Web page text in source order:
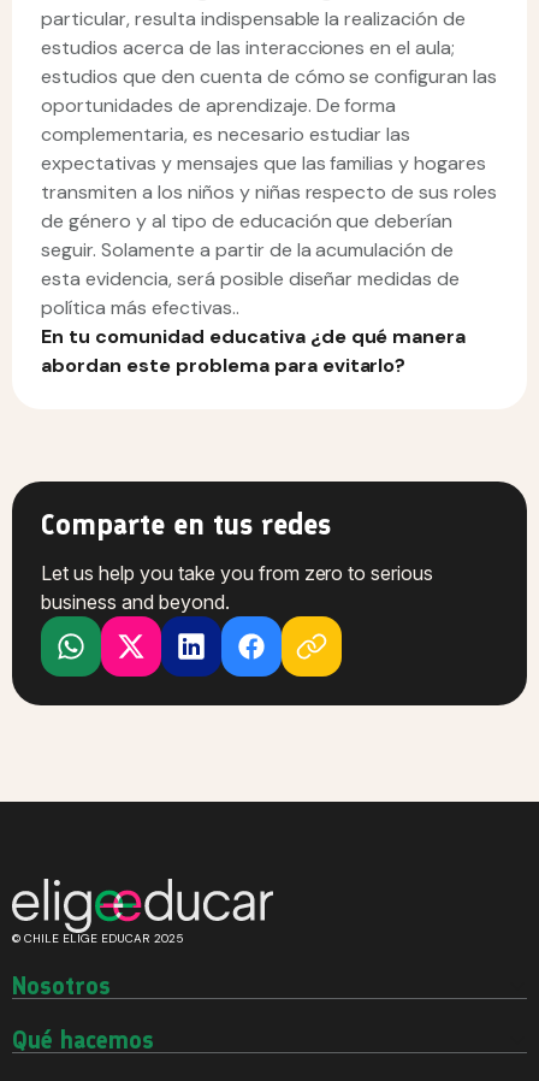
particular, resulta indispensable la realización de
estudios acerca de las interacciones en el aula;
estudios que den cuenta de cómo se configuran las
oportunidades de aprendizaje. De forma
complementaria, es necesario estudiar las
expectativas y mensajes que las familias y hogares
transmiten a los niños y niñas respecto de sus roles
de género y al tipo de educación que deberían
seguir. Solamente a partir de la acumulación de
esta evidencia, será posible diseñar medidas de
política más efectivas..
En tu comunidad educativa ¿de qué manera
abordan este problema para evitarlo?
Comparte en tus redes
Let us help you take you from zero to serious
business and beyond.
© CHILE ELIGE EDUCAR 2025
Nosotros
Historia
Qué hacemos